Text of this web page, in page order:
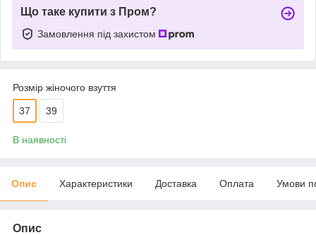
Що таке купити з Пром?
Замовлення під захистом
Розмір жіночого взуття
37 39
В наявності
Опис Характеристики Доставка Оплата Умови
Опис